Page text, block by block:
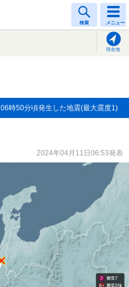
検索 メニュー
現在地
06時50分頃発生した地震(最大震度1)
2024年04月11日06:53発表